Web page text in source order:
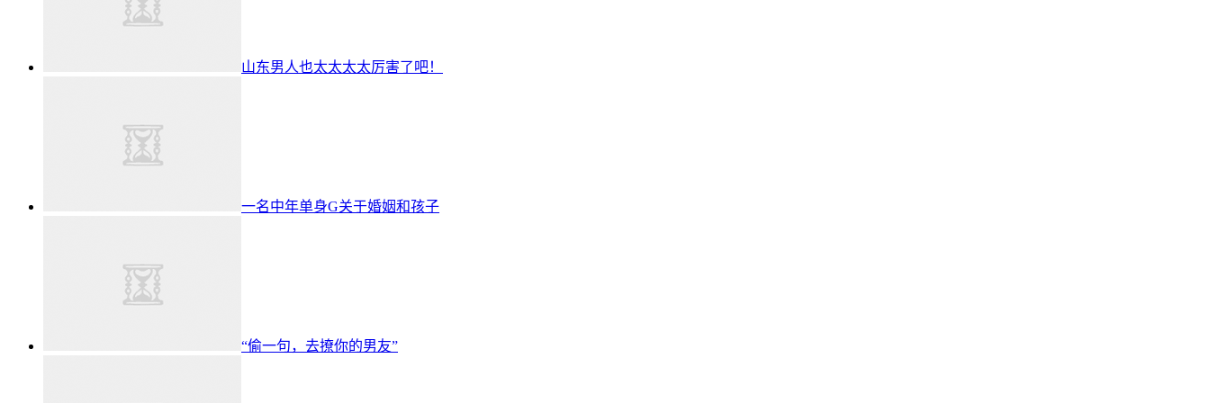
山东男人也太太太太厉害了吧！
一名中年单身G关于婚姻和孩子
“偷一句，去撩你的男友”